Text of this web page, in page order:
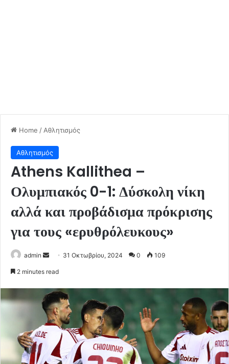
Home / Αθλητισμός
Αθλητισμός
Athens Kallithea –
Ολυμπιακός 0-1: Δύσκολη νίκη
αλλά και προβάδισμα πρόκρισης
για τους «ερυθρόλευκους»
admin
Send 31 Οκτωβρίου, 2024 0 109
2 minutes read